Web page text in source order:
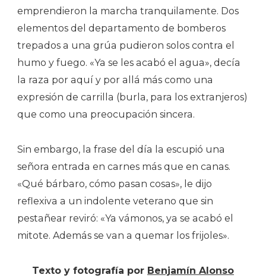
emprendieron la marcha tranquilamente. Dos
elementos del departamento de bomberos
trepados a una grúa pudieron solos contra el
humo y fuego. «Ya se les acabó el agua», decía
la raza por aquí y por allá más como una
expresión de carrilla (burla, para los extranjeros)
que como una preocupación sincera.
Sin embargo, la frase del día la escupió una
señora entrada en carnes más que en canas.
«Qué bárbaro, cómo pasan cosas», le dijo
reflexiva a un indolente veterano que sin
pestañear reviró: «Ya vámonos, ya se acabó el
mitote. Además se van a quemar los frijoles».
Texto y fotografía por Benjamín Alonso